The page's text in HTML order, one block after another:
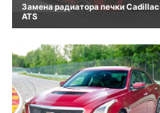
Замена радиатора печки Cadillac
ATS